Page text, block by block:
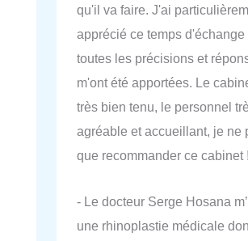
qu'il va faire. J'ai
apprécié ce temps d'échange
toutes les précisions et
m'ont été apportées. Le
très bien tenu, le personnel
agréable et accueillant, je ne
que recommander ce cabinet !
- Le docteur Serge Hosana
une rhinoplastie médicale